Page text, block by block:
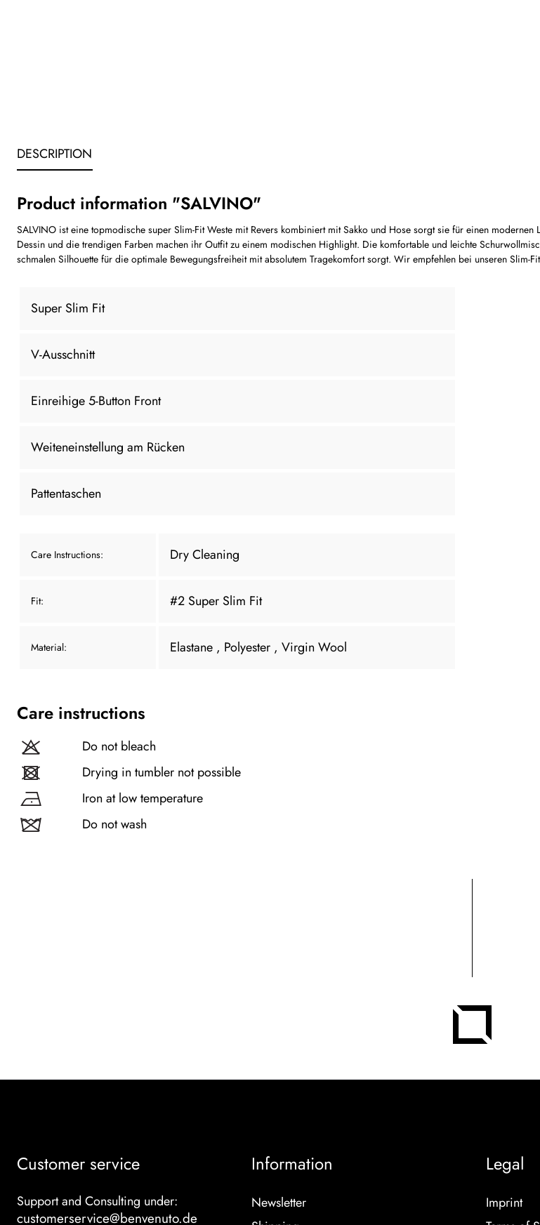
DESCRIPTION
Product information "SALVINO"
SALVINO ist eine topmodische super Slim-Fit Weste mit Revers kombiniert mit Sakko und Hose sorgt sie für einen
Dessin und die trendigen Farben machen ihr Outfit zu einem modischen Highlight. Die komfortable und leichte
schmalen Silhouette für die optimale Bewegungsfreiheit mit absolutem Tragekomfort sorgt. Wir empfehlen bei unseren Slim-
Super Slim Fit
V-Ausschnitt
Einreihige 5-Button Front
Weiteneinstellung am Rücken
Pattentaschen
Care Instructions: Dry Cleaning
Fit: #2 Super Slim Fit
Material: Elastane , Polyester , Virgin Wool
Care instructions
Do not bleach
Drying in tumbler not possible
Iron at low temperature
Do not wash
Customer service
Support and Consulting under:
customerservice@benvenuto.de
Information
Newsletter
Legal
Imprint